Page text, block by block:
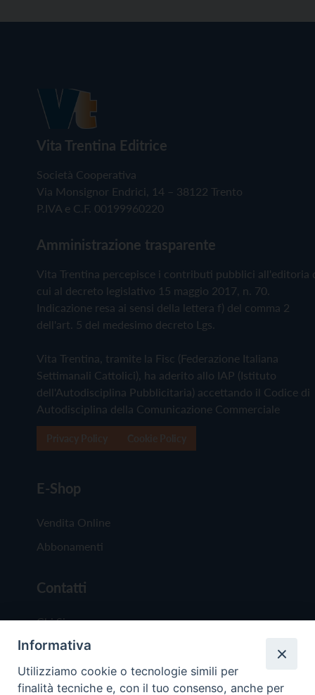
Vita Trentina Editrice
Società Cooperativa
Via Monsignor Endrici, 14 – 38122 Trento
P.IVA e C.F. 00199960220
Amministrazione trasparente
Vita Trentina percepisce i contributi pubblici all'editoria
cui al decreto legislativo 15 maggio 2017, n. 70.
Indicazione resa ai sensi della lettera f) del comma 2
dell'art. 5 del medesimo decreto Lgs.
Vita Trentina, tramite la Fisc (Federazione Italiana
Settimanali Cattolici), ha aderito allo IAP (Istituto
dell'Autodisciplina Pubblicitaria) accettando il Codice di
Autodisciplina della Comunicazione Commerciale
E-Shop
Vendita Online
Abbonamenti
Contatti
Chi Siamo
Redazione
Scrivici
Informativa
Utilizziamo cookie o tecnologie simili per
finalità tecniche e, con il tuo consenso, anche per